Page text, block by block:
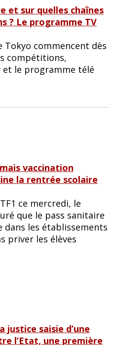
et sur quelles chaînes
? Le programme TV
Tokyo commencent dès
compétitions,
et le programme télé
vaccination
la rentrée scolaire
ce mercredi, le
que le pass sanitaire
dans les établissements
priver les élèves
justice saisie d’une
l’Etat, une première